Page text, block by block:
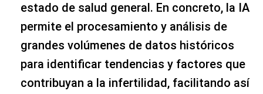
estado de salud general. En concreto, la IA
permite el procesamiento y análisis de
grandes volúmenes de datos históricos
para identificar tendencias y factores que
contribuyan a la infertilidad, facilitando así